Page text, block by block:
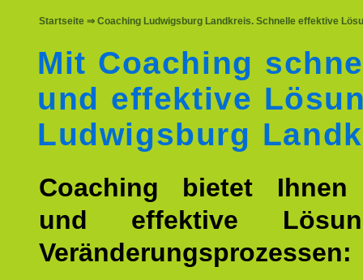
Startseite ⇒ Coaching Ludwigsburg Landkreis. Schnelle effektive
Mit Coaching
und effektive
Ludwigsburg
Coaching bietet Ihnen
und effektive
Veränderungsprozessen: